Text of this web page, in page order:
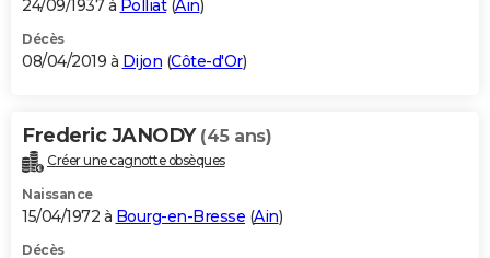
24/09/1937 à Polliat(Ain)
Décès
08/04/2019 à Dijon (Côte-d'Or)
Frederic JANODY (45 ans)
Créer une cagnotte obsèques
Naissance
15/04/1972 à Bourg-en-Bresse (Ain)
Décès